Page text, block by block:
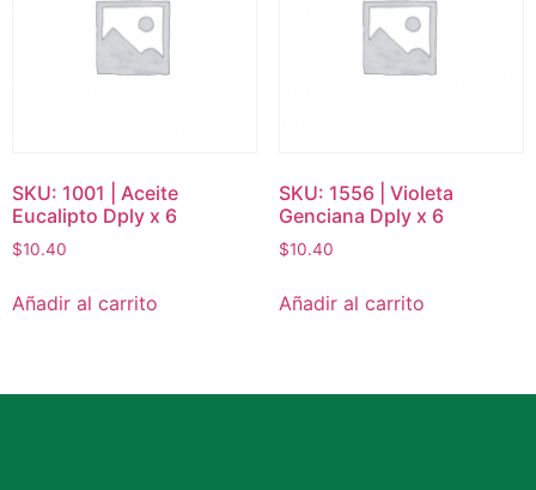
SKU: 1001 | Aceite
Eucalipto Dply x 6
$10.40
Añadir al carrito
SKU: 1556 | Violeta
Genciana Dply x 6
$10.40
Añadir al carrito